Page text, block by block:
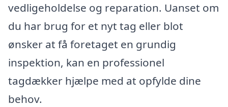
vedligeholdelse og reparation. Uanset om
du har brug for et nyt tag eller blot
ønsker at få foretaget en grundig
inspektion, kan en professionel
tagdækker hjælpe med at opfylde dine
behov.